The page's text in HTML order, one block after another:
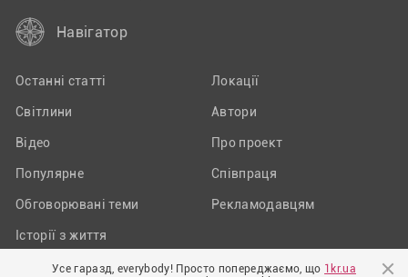
Навігатор
Останні статті
Світлини
Відео
Популярне
Обговорювані теми
Історії з життя
Локації
Автори
Про проект
Співпраця
Рекламодавцям
Усе гаразд, everybody! Просто попереджаємо, що 1kr.ua